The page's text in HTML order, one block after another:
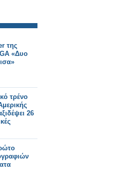
της
«Δυο
τρένο
26